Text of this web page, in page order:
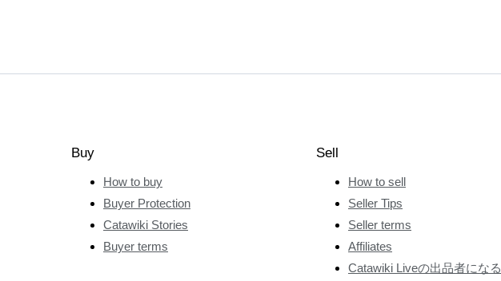
Buy
How to buy
Buyer Protection
Catawiki Stories
Buyer terms
Sell
How to sell
Seller Tips
Seller terms
Affiliates
Catawiki Liveの出品者になる